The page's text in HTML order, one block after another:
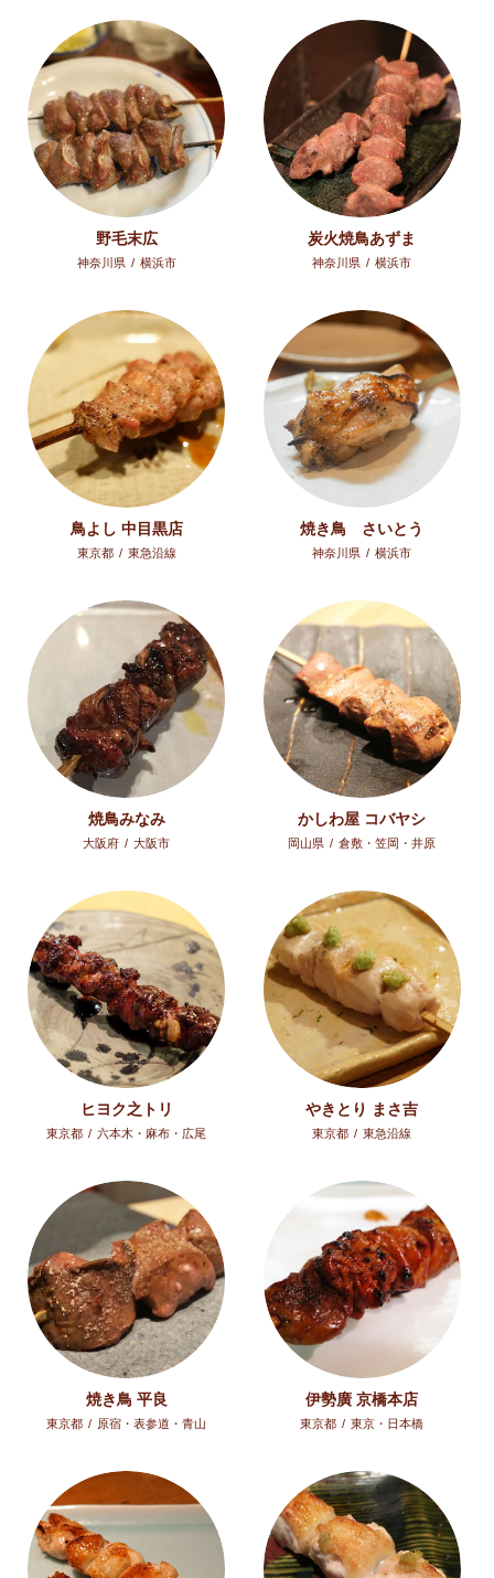
野毛末広
神奈川県 / 横浜市
炭火焼鳥あずま
神奈川県 / 横浜市
鳥よし 中目黒店
東京都 / 東急沿線
焼き鳥 さいとう
神奈川県 / 横浜市
焼鳥みなみ
大阪府 / 大阪市
かしわ屋 コバヤシ
岡山県 / 倉敷・笠岡・井原
ヒヨク之トリ
東京都 / 六本木・麻布・広尾
やきとり まさ吉
東京都 / 東急沿線
焼き鳥 平良
東京都 / 原宿・表参道・青山
伊勢廣 京橋本店
東京都 / 東京・日本橋